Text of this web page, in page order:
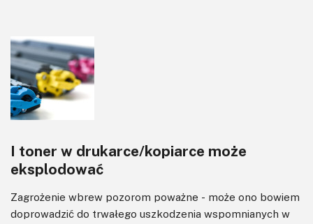
I toner w drukarce/kopiarce może
eksplodować
Zagrożenie wbrew pozorom poważne - może ono bowiem
doprowadzić do trwałego uszkodzenia wspomnianych w